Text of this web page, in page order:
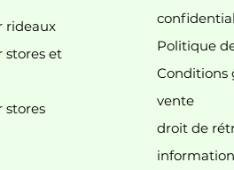
article à afficher pour
rideaux
stores et
stores
Politique
Conditions
vente
droit de